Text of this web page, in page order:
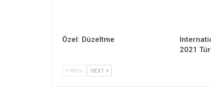
Özel: Düzeltme
2021
PREV NEXT